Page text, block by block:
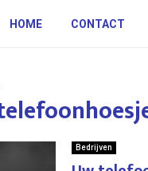
HOME CONTACT
Bedrijven